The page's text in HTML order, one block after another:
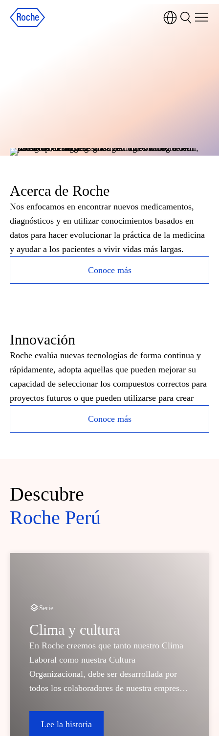
Acerca de Roche
Nos enfocamos en encontrar nuevos medicamentos,
diagnósticos y en utilizar conocimientos basados en
datos para hacer evolucionar la práctica de la medicina
y ayudar a los pacientes a vivir vidas más largas.
Conoce más
Innovación
Roche evalúa nuevas tecnologías de forma continua y
rápidamente, adopta aquellas que pueden mejorar su
capacidad de seleccionar los compuestos correctos para
proyectos futuros o que pueden utilizarse para crear
Conoce más
Descubre
Roche Perú
Serie
Clima y cultura
En Roche creemos que tanto nuestro Clima
Laboral como nuestra Cultura
Organizacional, debe ser desarrollada por
todos los colaboradores de nuestra empresa
cultura.
Lee la historia